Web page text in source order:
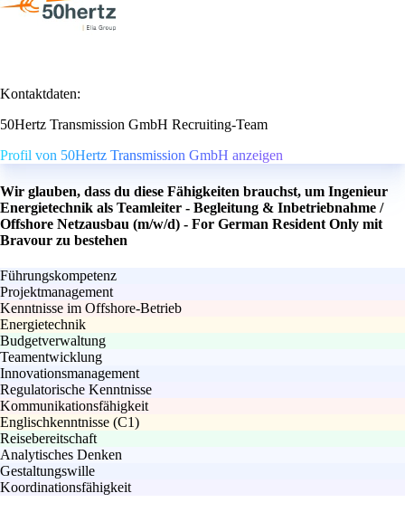
Kontaktdaten:
50Hertz Transmission GmbH Recruiting-Team
Profil von 50Hertz Transmission GmbH anzeigen
Wir glauben, dass du diese Fähigkeiten brauchst, um Ingenieur
Energietechnik als Teamleiter - Begleitung & Inbetriebnahme /
Offshore Netzausbau (m/w/d) - For German Resident Only mit
Bravour zu bestehen
Führungskompetenz
Projektmanagement
Kenntnisse im Offshore-Betrieb
Energietechnik
Budgetverwaltung
Teamentwicklung
Innovationsmanagement
Regulatorische Kenntnisse
Kommunikationsfähigkeit
Englischkenntnisse (C1)
Reisebereitschaft
Analytisches Denken
Gestaltungswille
Koordinationsfähigkeit